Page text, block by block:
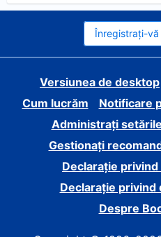
Înregistrați-
Versiunea de desktop
Cum lucrăm
Notificare
Administrați
Gestionați
Declarație
Declarație
Despre